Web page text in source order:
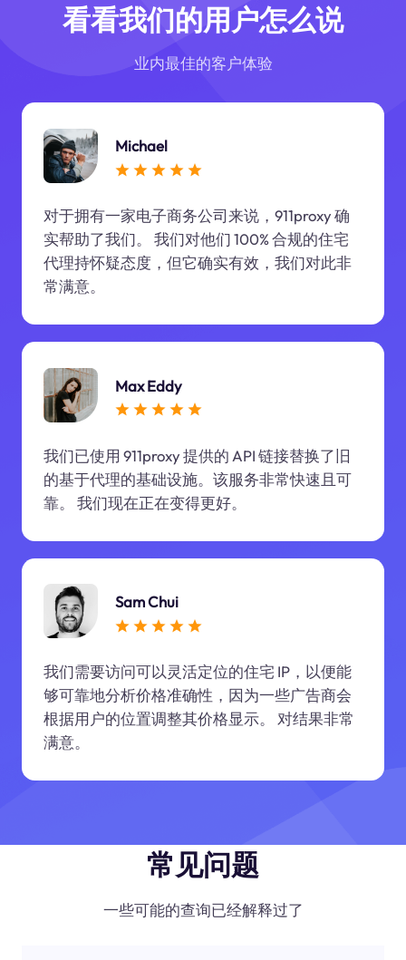
看看我们的用户怎么说
业内最佳的客户体验
Michael
对于拥有一家电子商务公司来说，911proxy 确
实帮助了我们。 我们对他们 100% 合规的住宅
代理持怀疑态度，但它确实有效，我们对此非
常满意。
Max Eddy
我们已使用 911proxy 提供的 API 链接替换了旧
的基于代理的基础设施。该服务非常快速且可
靠。 我们现在正在变得更好。
Sam Chui
我们需要访问可以灵活定位的住宅 IP，以便能
够可靠地分析价格准确性，因为一些广告商会
根据用户的位置调整其价格显示。 对结果非常
满意。
常见问题
一些可能的查询已经解释过了